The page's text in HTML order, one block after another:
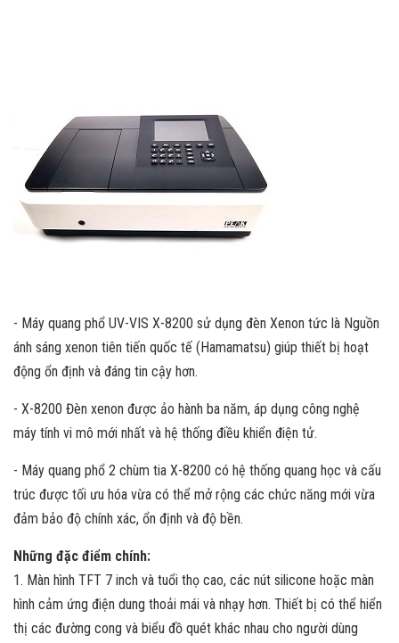
- Máy quang phổ UV-VIS X-8200 sử dụng đèn Xenon tức là Nguồn
ánh sáng xenon tiên tiến quốc tế (Hamamatsu) giúp thiết bị hoạt
động ổn định và đáng tin cậy hơn.
- X-8200 Đèn xenon được ảo hành ba năm, áp dụng công nghệ
máy tính vi mô mới nhất và hệ thống điều khiển điện tử.
- Máy quang phổ 2 chùm tia X-8200 có hệ thống quang học và cấu
trúc được tối ưu hóa vừa có thể mở rộng các chức năng mới vừa
đảm bảo độ chính xác, ổn định và độ bền.
Những đặc điểm chính:
1. Màn hình TFT 7 inch và tuổi thọ cao, các nút silicone hoặc màn
hình cảm ứng điện dung thoải mái và nhạy hơn. Thiết bị có thể hiển
thị các đường cong và biểu đồ quét khác nhau cho người dùng